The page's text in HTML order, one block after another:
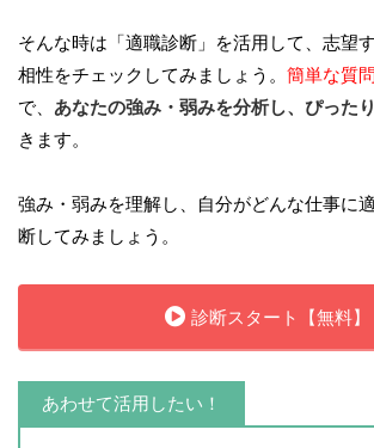
そんな時は「適職診断」を活用して、志望
相性をチェックしてみましょう。 簡単な質
で、 あなたの強み・弱みを分析し、ぴった
きます。
強み・弱みを理解し、自分がどんな仕事に
断してみましょう。
診断スタート【無料】
あわせて活用したい！